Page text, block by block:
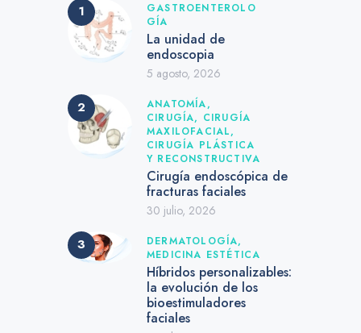
GASTROENTEROLO
GÍA
La unidad de
endoscopia
5 agosto, 2026
ANATOMÍA,
CIRUGÍA, CIRUGÍA
MAXILOFACIAL,
CIRUGÍA PLÁSTICA
Y RECONSTRUCTIVA
Cirugía endoscópica de
fracturas faciales
30 julio, 2026
DERMATOLOGÍA,
MEDICINA ESTÉTICA
Híbridos personalizables:
la evolución de los
bioestimuladores
faciales